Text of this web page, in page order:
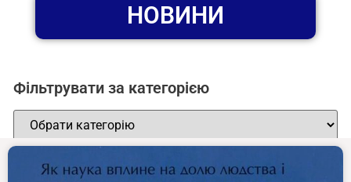
НОВИНИ
Фільтрувати за категорією